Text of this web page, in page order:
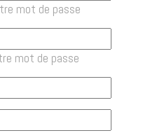
mot de passe
mot de passe